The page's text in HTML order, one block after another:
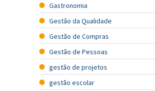
Gastronomia
Gestão da Qualidade
Gestão de Compras
Gestão de Pessoas
gestão de projetos
gestão escolar